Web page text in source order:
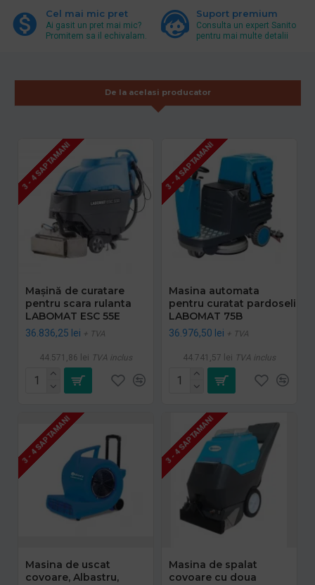
Cel mai mic pret
Ai gasit un pret mai mic?
Promitem sa il echivalam.
Suport premium
Consulta un expert Sanito
pentru mai multe detalii
De la acelasi producator
3 - 4 SAPTAMANI
Mașină de curatare
pentru scara rulanta
LABOMAT ESC 55E
36.836,25 lei + TVA
44.571,86 lei TVA inclus
3 - 4 SAPTAMANI
Masina automata
pentru curatat pardoseli
LABOMAT 75B
36.976,50 lei + TVA
44.741,57 lei TVA inclus
3 - 4 SAPTAMANI
Masina de uscat
covoare, Albastru,
3 - 4 SAPTAMANI
Masina de spalat
covoare cu doua